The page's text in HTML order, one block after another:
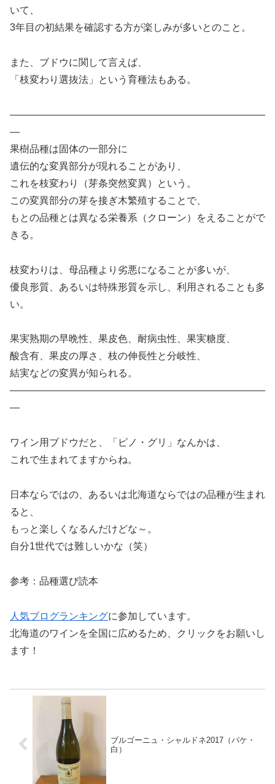
いて、
3年目の初結果を確認する方が楽しみが多いとのこと。
また、ブドウに関して言えば、
「枝変わり選抜法」という育種法もある。
——————————————————————————
—
果樹品種は固体の一部分に
遺伝的な変異部分が現れることがあり、
これを枝変わり（芽条突然変異）という。
この変異部分の芽を接ぎ木繁殖することで、
もとの品種とは異なる栄養系（クローン）をえることがで
きる。
枝変わりは、母品種より劣悪になることが多いが、
優良形質、あるいは特殊形質を示し、利用されることも多
い。
果実熟期の早晩性、果皮色、耐病虫性、果実糖度、
酸含有、果皮の厚さ、枝の伸長性と分岐性、
結実などの変異が知られる。
——————————————————————————
—
ワイン用ブドウだと、「ピノ・グリ」なんかは、
これで生まれてますからね。
日本ならではの、あるいは北海道ならではの品種が生まれ
ると、
もっと楽しくなるんだけどな～。
自分1世代では難しいかな（笑）
参考：品種選び読本
人気ブログランキングに参加しています。
北海道のワインを全国に広めるため、クリックをお願いし
ます！
ブルゴーニュ・シャルドネ2017（パケ・
白）